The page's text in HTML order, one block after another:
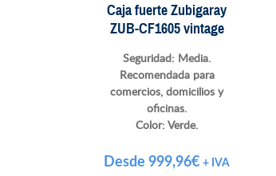
Caja fuerte Zubigaray
ZUB-CF1605 vintage
Seguridad: Media.
Recomendada para
comercios, domicilios y
oficinas.
Color: Verde.
Desde999,96€ + IVA